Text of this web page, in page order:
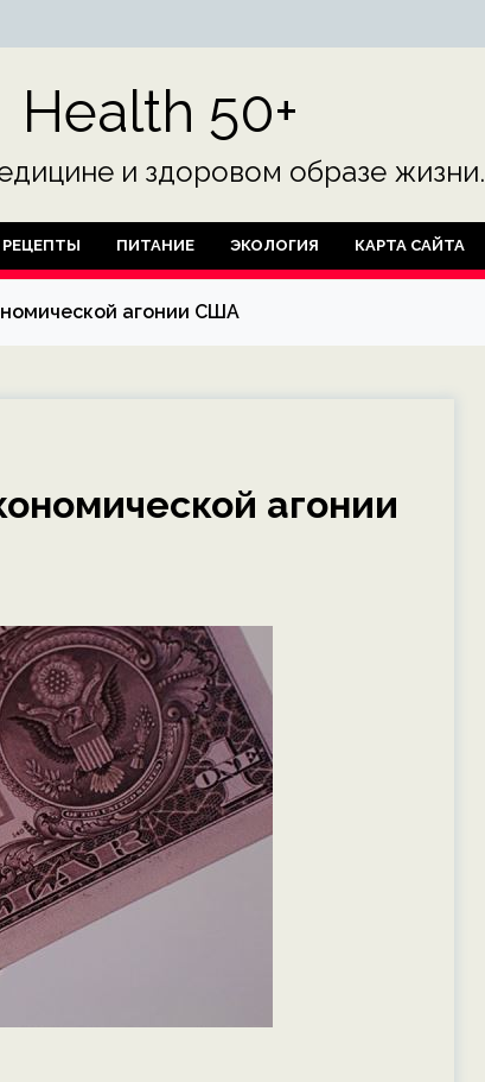
Health 50+
и здоровом образе жизни.
РЕЦЕПТЫ ПИТАНИЕ ЭКОЛОГИЯ КАРТА САЙТА
агонии США
агонии